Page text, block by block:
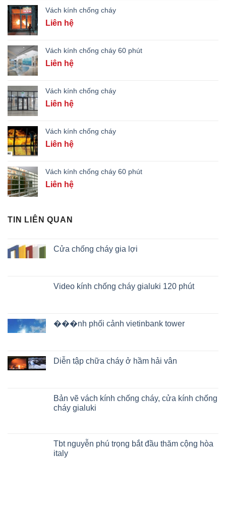
Vách kính chống cháy
Liên hệ
Vách kính chống cháy 60 phút
Liên hệ
Vách kính chống cháy
Liên hệ
Vách kính chống cháy
Liên hệ
Vách kính chống cháy 60 phút
Liên hệ
TIN LIÊN QUAN
Cửa chống cháy gia lợi
Video kính chống cháy gialuki 120 phút
���nh phối cảnh vietinbank tower
Diễn tập chữa cháy ở hầm hải vân
Bản vẽ vách kính chống cháy, cửa kính chống
cháy gialuki
Tbt nguyễn phú trọng bắt đầu thăm cộng hòa
italy